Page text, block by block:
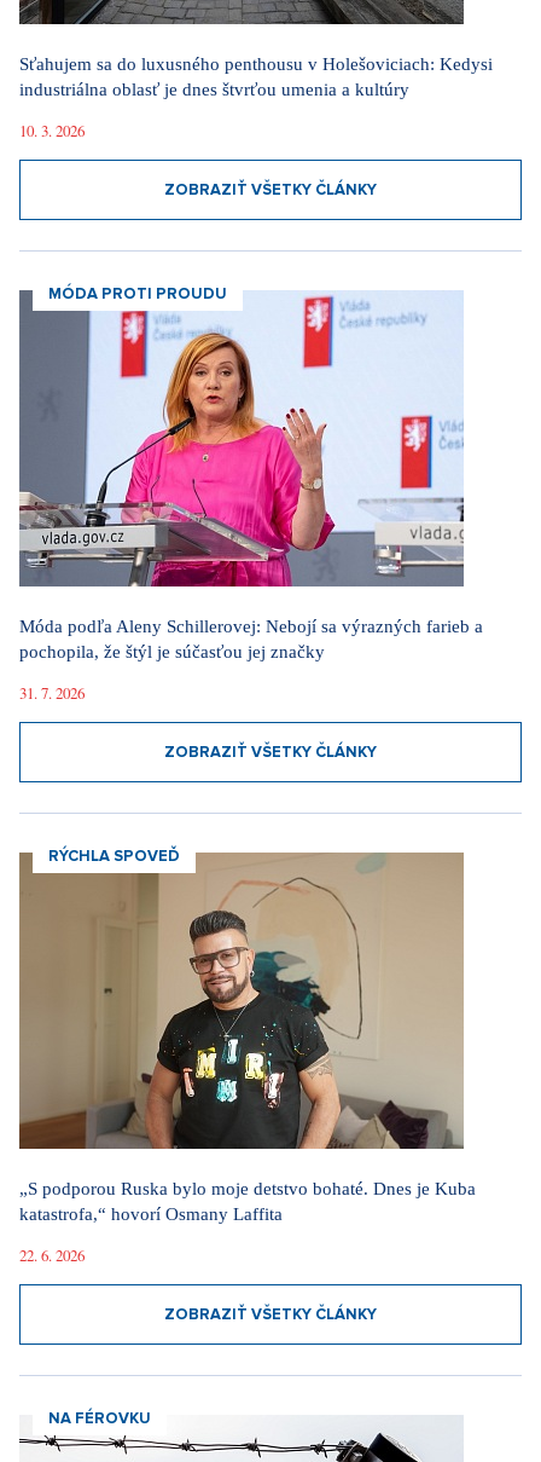
Sťahujem sa do luxusného penthousu v Holešoviciach: Kedysi
industriálna oblasť je dnes štvrťou umenia a kultúry
10. 3. 2026
ZOBRAZIŤ VŠETKY ČLÁNKY
MÓDA PROTI PROUDU
Móda podľa Aleny Schillerovej: Nebojí sa výrazných farieb a
pochopila, že štýl je súčasťou jej značky
31. 7. 2026
ZOBRAZIŤ VŠETKY ČLÁNKY
RÝCHLA SPOVEĎ
„S podporou Ruska bylo moje detstvo bohaté. Dnes je Kuba
katastrofa,“ hovorí Osmany Laffita
22. 6. 2026
ZOBRAZIŤ VŠETKY ČLÁNKY
NA FÉROVKU